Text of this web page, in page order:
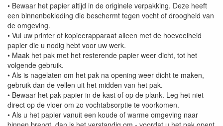
• Bewaar het papier altijd in de originele verpakking. Deze heeft
een binnenbekleding die beschermt tegen vocht of droogheid van
de omgeving.
• Vul uw printer of kopieerapparaat alleen met de hoeveelheid
papier die u nodig hebt voor uw werk.
• Maak het pak met het resterende papier weer dicht, tot het
volgende gebruik.
• Als is nagelaten om het pak na opening weer dicht te maken,
gebruik dan de vellen uit het midden van het pak.
• Bewaar het pak papier in de kast of op de plank. Leg het niet
direct op de vloer om zo vochtabsorptie te voorkomen.
• Als u het papier vanuit een koude of warme omgeving naar